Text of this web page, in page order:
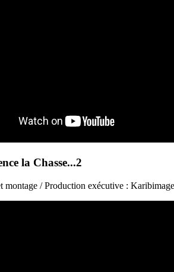
la Chasse...2
montage / Production exécutive :